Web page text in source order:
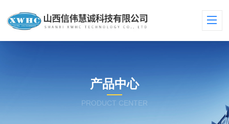
产品中心
PRODUCT CENTER